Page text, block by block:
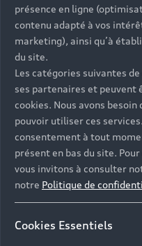
Une prise
complète,
Chaque prise en charge
Partenaire Audi
l'expertise unique des
techniciens s'appuient
des modèles et sur un
uniquement des pièces
présence en ligne
contenu adapté à vos
marketing), ainsi qu’à
du site.
Les catégories suivantes
ses partenaires et peuvent
cookies. Nous avons
pouvoir utiliser ces
consentement à tout
présent en bas du site.
vous invitons à consulter
notre Politique de
Cookies Essentiels